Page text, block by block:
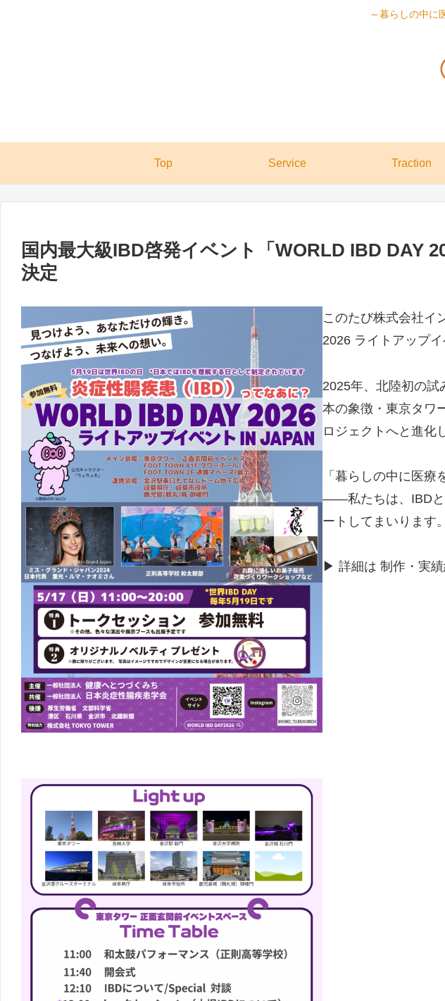
～暮らしの中に
Top Service Traction
国内最大級IBD啓発イベント「WORLD IBD DAY
決定
このたび株式会社イ
2026 ライトアップ
2025年、北陸初の試
本の象徴・東京タワ
ロジェクトへと進化
「暮らしの中に医療
——私たちは、IBDと
ートしてまいります。
▶ 詳細は 制作・実績